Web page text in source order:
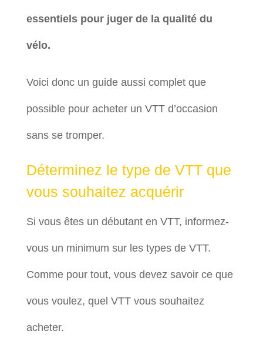
essentiels pour juger de la qualité du
vélo.
Voici donc un guide aussi complet que
possible pour acheter un VTT d’occasion
sans se tromper.
Déterminez le type de VTT que
vous souhaitez acquérir
Si vous êtes un débutant en VTT, informez-
vous un minimum sur les types de VTT.
Comme pour tout, vous devez savoir ce que
vous voulez, quel VTT vous souhaitez
acheter.